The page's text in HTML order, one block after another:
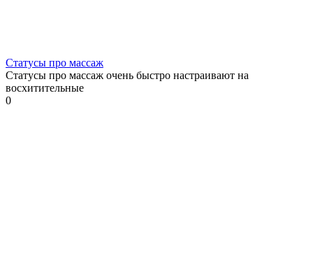
Статусы про массаж
Статусы про массаж очень быстро настраивают на
восхитительные
0